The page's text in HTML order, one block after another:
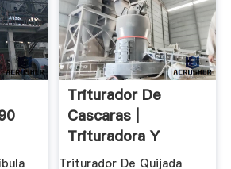
Triturador De
Cascaras |
Trituradora Y
Molinos
Triturador De Quijada